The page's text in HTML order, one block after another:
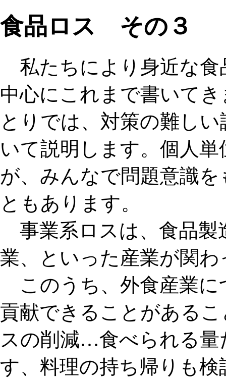
食品ロス その３
私たちにより身近な食
中心にこれまで書いて
とりでは、対策の難しい
いて説明します。個人
が、 みんなで問題意識
とも あります。
事業系ロスは、食品製
業、といった産業が関
このうち、外食産業に
貢献できることがある
スの削減…食べられる量
す、料理の持ち帰りも検